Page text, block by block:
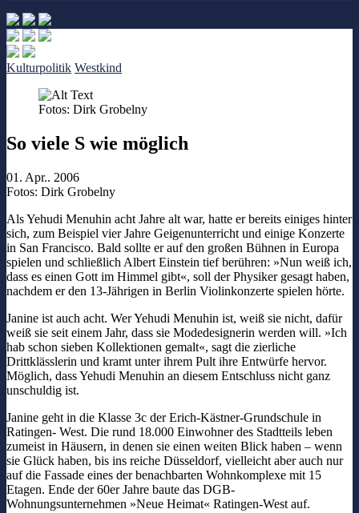
Kulturpolitik Westkind
Fotos: Dirk Grobelny
So viele S wie möglich
01. Apr.. 2006
Fotos: Dirk Grobelny
Als Yehudi Menuhin acht Jahre alt war, hatte er bereits einiges hinter
sich, zum Beispiel vier Jahre Geigenunterricht und einige Konzerte
in San Francisco. Bald sollte er auf den großen Bühnen in Europa
spielen und schließlich Albert Einstein tief berühren: »Nun weiß ich,
dass es einen Gott im Himmel gibt«, soll der Physiker gesagt haben,
nachdem er den 13-Jährigen in Berlin Violinkonzerte spielen hörte.
Janine ist auch acht. Wer Yehudi Menuhin ist, weiß sie nicht, dafür
weiß sie seit einem Jahr, dass sie Modedesignerin werden will. »Ich
hab schon sieben Kollektionen gemalt«, sagt die zierliche
Drittklässlerin und kramt unter ihrem Pult ihre Entwürfe hervor.
Möglich, dass Yehudi Menuhin an diesem Entschluss nicht ganz
unschuldig ist.
Janine geht in die Klasse 3c der Erich-Kästner-Grundschule in
Ratingen- West. Die rund 18.000 Einwohner des Stadtteils leben
zumeist in Häusern, in denen sie einen weiten Blick haben – wenn
sie Glück haben, bis ins reiche Düsseldorf, vielleicht aber auch nur
auf die Fassade eines der benachbarten Wohnkomplexe mit 15
Etagen. Ende der 60er Jahre baute das DGB-
Wohnungsunternehmen »Neue Heimat« Ratingen-West auf.